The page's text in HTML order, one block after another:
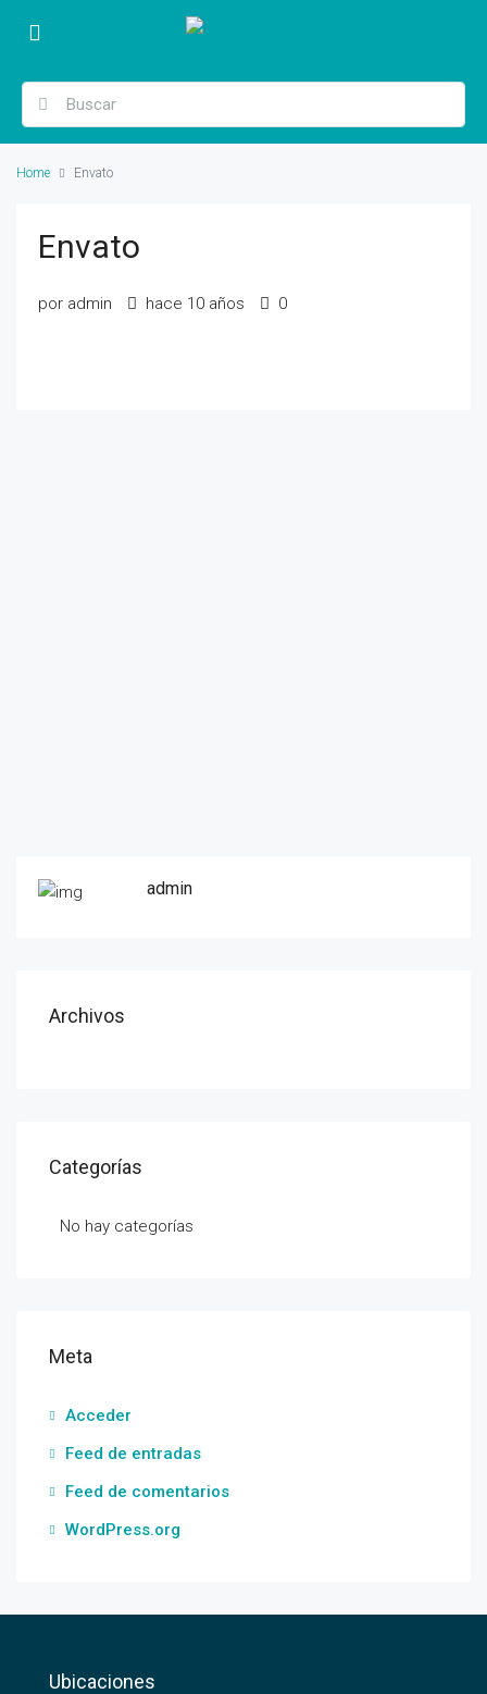
Home Envato
Envato
por admin hace 10 años 0
admin
Archivos
Categorías
No hay categorías
Meta
Acceder
Feed de entradas
Feed de comentarios
WordPress.org
Ubicaciones